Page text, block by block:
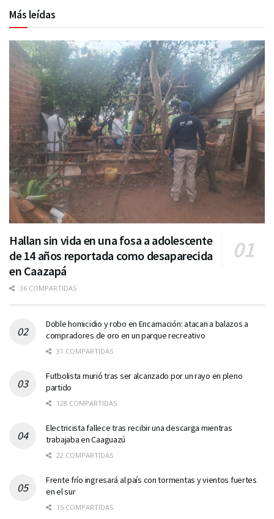
Más leídas
Hallan sin vida en una fosa a adolescente
de 14 años reportada como desaparecida
en Caazapá
36 COMPARTIDAS
Doble homicidio y robo en Encarnación: atacan a balazos a
compradores de oro en un parque recreativo
31 COMPARTIDAS
Futbolista murió tras ser alcanzado por un rayo en pleno
partido
128 COMPARTIDAS
Electricista fallece tras recibir una descarga mientras
trabajaba en Caaguazú
22 COMPARTIDAS
Frente frío ingresará al país con tormentas y vientos fuertes
en el sur
15 COMPARTIDAS